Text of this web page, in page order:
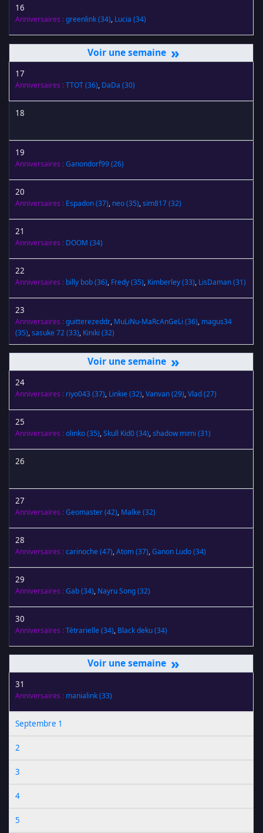
16
Anniversaires :greenlink(34), Lucia (34)
»
17
Anniversaires :TTOT(36), DaDa (30)
18
19
Anniversaires :Ganondorf99(26)
20
Anniversaires : Espadon(37), neo(35),sim817(32)
21
Anniversaires : DOOM (34)
22
Anniversaires : billy bob(36), Fredy(35), Kimberley(33), LisDaman(31)
23
Anniversaires :guitterezeddr, MuLiNu-MaRcAnGeLi (36), magus34
(35),sasuke 72(33), Kiniki (32)
»
24
Anniversaires : riyo043(37), Linkie(32),Vanvan(29),Vlad(27)
25
Anniversaires :olinko(35),Skull Kid0(34),shadow mimi (31)
26
27
Anniversaires :Geomaster(42), Malke(32)
28
Anniversaires :carinoche(47),Atom(37),Ganon Ludo(34)
29
Anniversaires :Gab(34), Nayru Song(32)
30
Anniversaires :Tétrarielle(34), Black deku(34)
»
31
Anniversaires : manialink(33)
Septembre 1
2
3
4
5